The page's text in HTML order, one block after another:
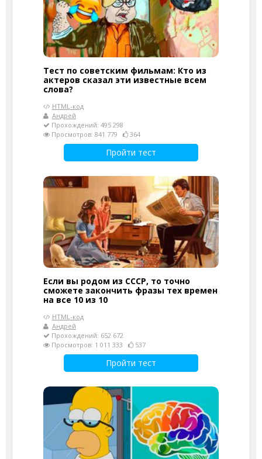
Тест по советским фильмам: Кто из
актеров сказал эти известные всем
слова?
HTML-код
Андрей
Прохождений: 495 298
Просмотров: 841 779
364
Пройти тест
Если вы родом из СССР, то точно
сможете закончить фразы тех времен
на все 10 из 10
HTML-код
Андрей
Прохождений: 652 672
Просмотров: 1 011 333
537
Пройти тест